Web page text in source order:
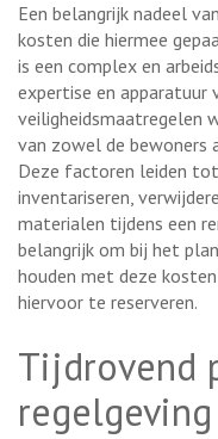
Een belangrijk nadeel
kosten die hiermee
is een complex en
expertise en apparatuur
veiligheidsmaatregelen
van zowel de bewoners
Deze factoren leiden
inventariseren,
materialen tijdens een
belangrijk om bij het
houden met deze
hiervoor te reserveren.
Tijdrovend